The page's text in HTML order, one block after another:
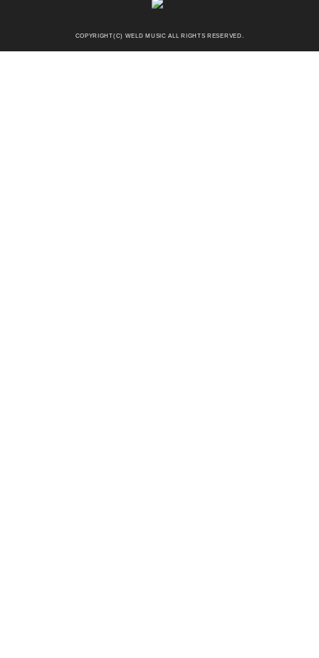
COPYRIGHT(C) WELD MUSIC ALL RIGHTS RESERVED.